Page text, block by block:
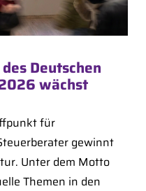
Deutschen
wächst
für
gewinnt
Unter dem Motto
Themen in den